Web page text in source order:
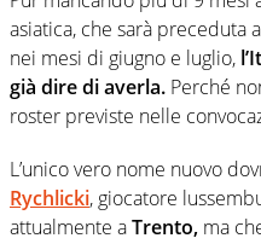
asiatica, che sarà preceduta
nei mesi di giugno e luglio,
già dire di averla. Perché
roster previste nelle
L’unico vero nome nuovo
Rychlicki, giocatore
attualmente aTrento, ma